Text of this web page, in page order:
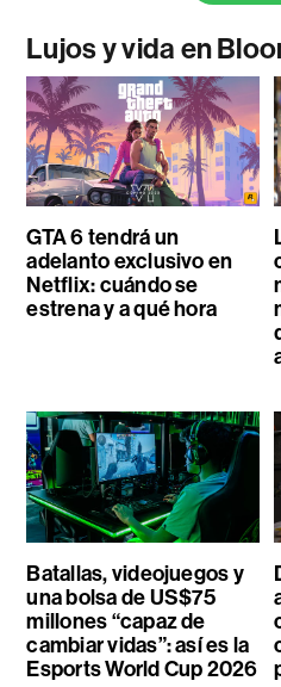
Lujos y vida en
GTA 6 tendrá un
adelanto exclusivo en
Netflix: cuándo se
estrena y a qué hora
Batallas, videojuegos y
una bolsa de US$75
millones “capaz de
cambiar vidas”: así es la
Esports World Cup 2026